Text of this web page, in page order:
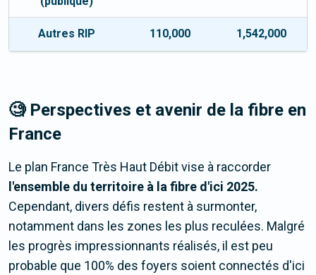
Autres RIP 110,000 1,542,000
🧐 Perspectives et avenir de la fibre en
France
Le plan France Très Haut Débit vise à raccorder
l'ensemble du territoire à la fibre d'ici 2025.
Cependant, divers défis restent à surmonter,
notamment dans les zones les plus reculées. Malgré
les progrès impressionnants réalisés, il est peu
probable que 100% des foyers soient connectés d'ici